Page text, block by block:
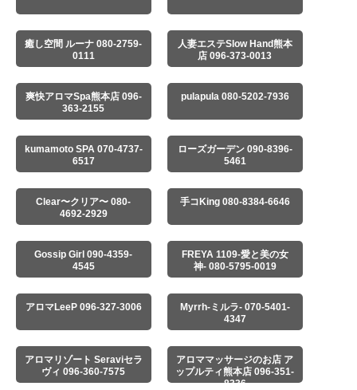
癒し空間 ルーナ 080-2759-
0111
人妻エステSlow Hand熊本
店 096-373-0013
爽快アロマSpa熊本店 096-
363-2155
pulapula 080-5202-7936
kumamoto SPA 070-4737-
6517
ローズガーデン 090-8396-
5461
Clear〜クリア〜 080-
4692-2929
手コKing 080-8384-6646
Gossip Girl 090-4359-
4545
FREYA 1109-愛と美の女
神- 080-5795-0019
アロマLeeP 096-327-3006
Myrrh-ミルラ- 070-5401-
4347
アロマリゾート Seraviセラ
ヴィ 096-360-7575
アロママッサージのお店 ア
ップルティ熊本店 096-351-
8336